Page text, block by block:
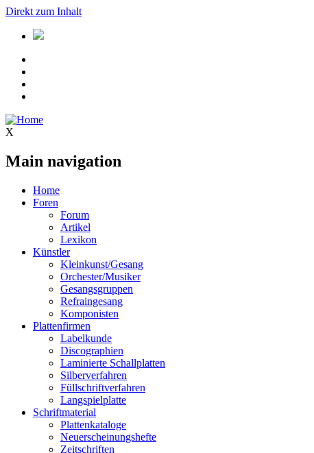
Direkt zum Inhalt
X
Main navigation
Home
Foren
Forum
Artikel
Lexikon
Künstler
Kleinkunst/Gesang
Orchester/Musiker
Gesangsgruppen
Refraingesang
Komponisten
Plattenfirmen
Labelkunde
Discographien
Laminierte Schallplatten
Silberverfahren
Füllschriftverfahren
Langspielplatte
Schriftmaterial
Plattenkataloge
Neuerscheinungshefte
Zeitschriften